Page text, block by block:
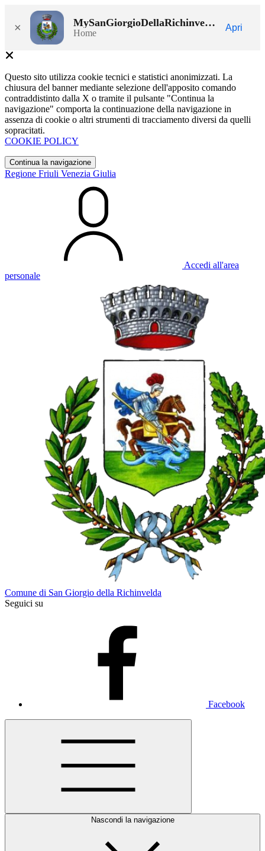
× MySanGiorgioDellaRichinvelda
Home
Apri
Questo sito utilizza cookie tecnici e statistici anonimizzati. La
chiusura del banner mediante selezione dell'apposito comando
contraddistinto dalla X o tramite il pulsante "Continua la
navigazione" comporta la continuazione della navigazione in
assenza di cookie o altri strumenti di tracciamento diversi da quelli
sopracitati.
COOKIE POLICY
Continua la navigazione
Regione Friuli Venezia Giulia
Accedi all'area
personale
Comune di San Giorgio della Richinvelda
Seguici su
Facebook
Nascondi la navigazione